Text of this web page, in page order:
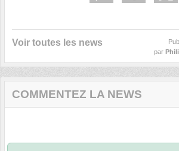
Voir toutes les news
par
COMMENTEZ LA NEWS